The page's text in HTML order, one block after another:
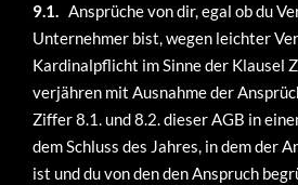
9.1. Ansprüche von dir, egal ob du
Unternehmer bist, wegen leichter
Kardinalpflicht im Sinne der Klausel
verjähren mit Ausnahme der
Ziffer 8.1. und 8.2. dieser AGB in
dem Schluss des Jahres, in dem der
ist und du von den den Anspruch